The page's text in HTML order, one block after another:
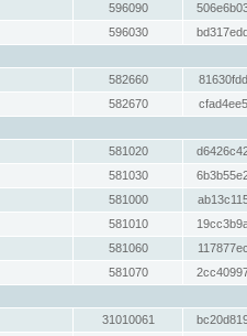
596090
596030
582660
582670
581020
581030
581000
581010
581060
581070
31010061